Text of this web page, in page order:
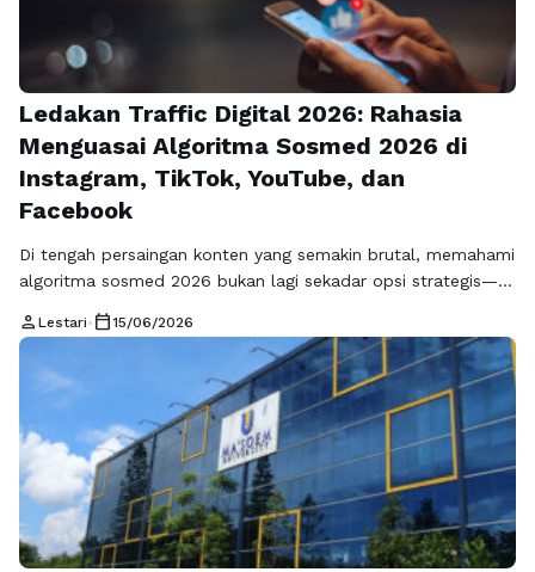
Ledakan Traffic Digital 2026: Rahasia
Menguasai Algoritma Sosmed 2026 di
Instagram, TikTok, YouTube, dan
Facebook
Di tengah persaingan konten yang semakin brutal, memahami
algoritma sosmed 2026 bukan lagi sekadar opsi strategis—
secara konsisten. Dunia media sosial saat ini sudah berubah
total. Platform tidak lagi bekerja secara manual atau
berbasis urutan waktu, melainkan menggunakan sistem
kecerdasan buatan tingkat lanjut yang mampu membaca
perilaku manusia secara …Baca Selengkapnya
person Lestari• calendar_today15/06/2026